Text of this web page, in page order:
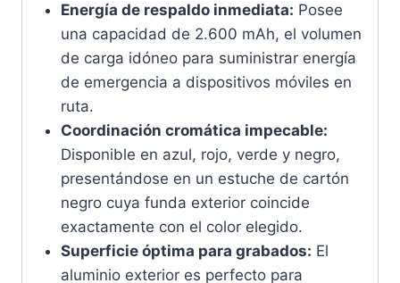
Energía de respaldo inmediata: Posee
una capacidad de 2.600 mAh, el volumen
de carga idóneo para suministrar energía
de emergencia a dispositivos móviles en
ruta.
Coordinación cromática impecable:
Disponible en azul, rojo, verde y negro,
presentándose en un estuche de cartón
negro cuya funda exterior coincide
exactamente con el color elegido.
Superficie óptima para grabados: El
aluminio exterior es perfecto para